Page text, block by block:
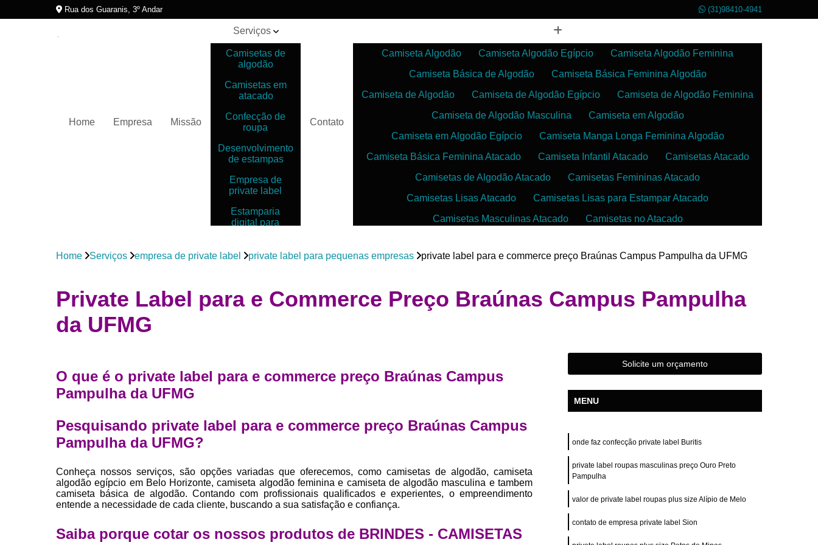
Rua dos Guaranis, 3º Andar (31)98410-4941
Home Empresa Missão
Serviços
Camisetas de
algodão
Camisetas em
atacado
Confecção de
roupa
Desenvolvimento
de estampas
Empresa de
private label
Estamparia
digital para
Estamparias
camiseta
Contato
Camiseta Algodão Camiseta Algodão Egípcio
Camiseta Algodão Feminina
Camiseta Básica de Algodão
Camiseta Básica Feminina Algodão
Camiseta de Algodão
Camiseta de Algodão Egípcio
Camiseta de Algodão Feminina
Camiseta de Algodão Masculina
Camiseta em Algodão
Camiseta em Algodão Egípcio
Camiseta Manga Longa Feminina Algodão
Camiseta Básica Feminina Atacado
Camiseta Infantil Atacado
Camisetas Atacado
Camisetas de Algodão Atacado
Camisetas Femininas Atacado
Camisetas Lisas Atacado
Camisetas Lisas para Estampar Atacado
Camisetas Masculinas Atacado
Camisetas no Atacado
Camisetas para Sublimação Atacado
Confecção de Roupas
Confecção de Roupas Personalizadas
Confecção de Roupas Terceirizada
Desenvolvimento de Estampa
Desenvolvimento de Estampa Exclusiva
Desenvolvimento de Estampa para Camisetas
Desenvolvimento de Estampa para Roupas
Desenvolvimento de Estampa para Roupas Femininas
Desenvolvimento de Estampa para Roupas Masculinas
Desenvolvimento de Estampa Personalizada
Desenvolvimento de Estampas Exclusivas
Desenvolvimento Estampa de Camiseta
Confecção Private Label
Home Serviços empresa de private label private label para pequenas empresas private label para e commerce preço Braúnas Campus Pampulha da UFMG
Private Label para e Commerce Preço Braúnas Campus Pampulha
da UFMG
O que é o private label para e commerce preço Braúnas Campus
Pampulha da UFMG
Pesquisando private label para e commerce preço Braúnas Campus
Pampulha da UFMG?
Conheça nossos serviços, são opções variadas que oferecemos, como camisetas de algodão, camiseta
algodão egípcio em Belo Horizonte, camiseta algodão feminina e camiseta de algodão masculina e tambem
camiseta básica de algodão. Contando com profissionais qualificados e experientes, o empreendimento
entende a necessidade de cada cliente, buscando a sua satisfação e confiança.
Saiba porque cotar os nossos produtos de BRINDES - CAMISETAS
Solicite um orçamento
MENU
onde faz confecção private label Buritis
private label roupas masculinas preço Ouro Preto
Pampulha
valor de private label roupas plus size Alípio de Melo
contato de empresa private label Sion